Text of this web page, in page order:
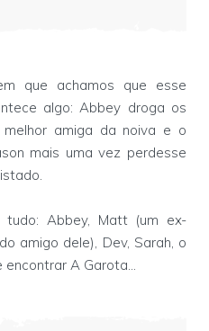
que achamos que esse
algo: Abbey droga os
amiga da noiva e o
mais uma vez perdesse
tudo: Abbey, Matt (um ex-
amigo dele), Dev, Sarah, o
A Garota...